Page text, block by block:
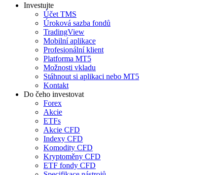
Investujte
Účet TMS
Úroková sazba fondů
TradingView
Mobilní aplikace
Profesionální klient
Platforma MT5
Možnosti vkladu
Stáhnout si aplikaci nebo MT5
Kontakt
Do čeho investovat
Forex
Akcie
ETFs
Akcie CFD
Indexy CFD
Komodity CFD
Kryptoměny CFD
ETF fondy CFD